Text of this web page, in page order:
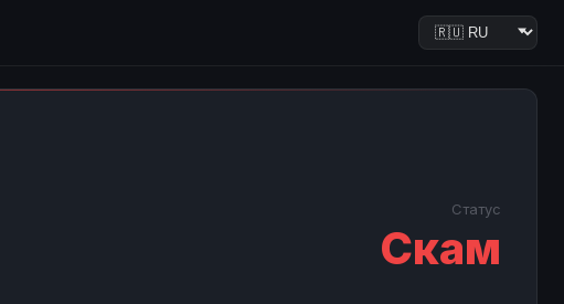
Статус
Скам